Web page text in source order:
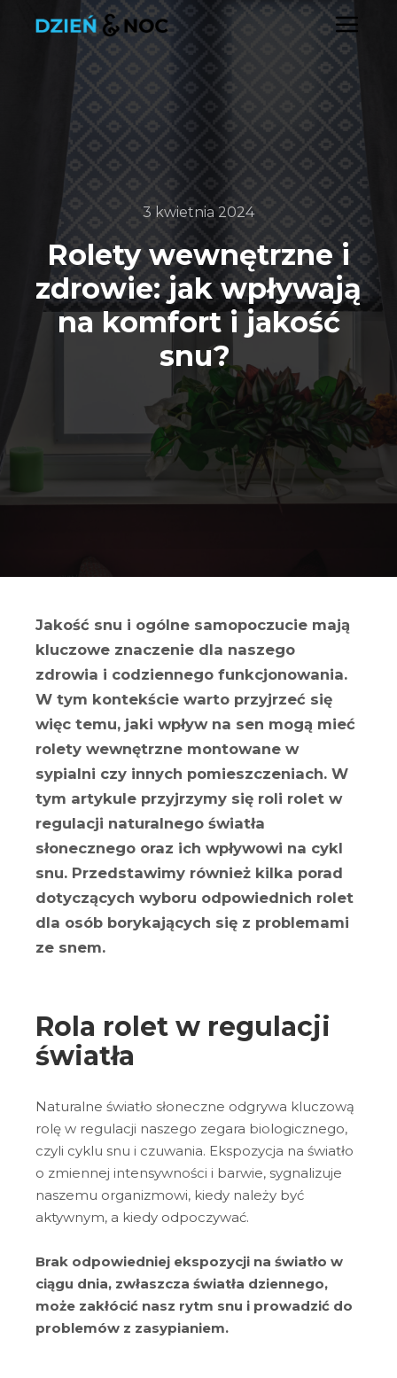
3 kwietnia 2024
Rolety wewnętrzne i
zdrowie: jak wpływają
na komfort i jakość
snu?
Jakość snu i ogólne samopoczucie mają
kluczowe znaczenie dla naszego
zdrowia i codziennego funkcjonowania.
W tym kontekście warto przyjrzeć się
więc temu, jaki wpływ na sen mogą mieć
rolety wewnętrzne montowane w
sypialni czy innych pomieszczeniach. W
tym artykule przyjrzymy się roli rolet w
regulacji naturalnego światła
słonecznego oraz ich wpływowi na cykl
snu. Przedstawimy również kilka porad
dotyczących wyboru odpowiednich rolet
dla osób borykających się z problemami
ze snem.
Rola rolet w regulacji
światła
Naturalne światło słoneczne odgrywa kluczową
rolę w regulacji naszego zegara biologicznego,
czyli cyklu snu i czuwania. Ekspozycja na światło
o zmiennej intensywności i barwie, sygnalizuje
naszemu organizmowi, kiedy należy być
aktywnym, a kiedy odpoczywać.
Brak odpowiedniej ekspozycji na światło w
ciągu dnia, zwłaszcza światła dziennego,
może zakłócić nasz rytm snu i prowadzić do
problemów z zasypianiem.